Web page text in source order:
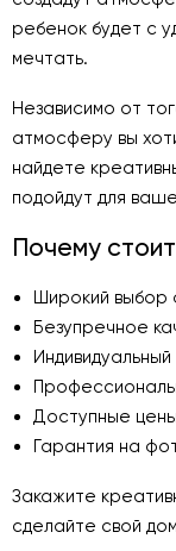
ребенок будет с
мечтать.
Независимо от
атмосферу вы
найдете
подойдут для
Почему
Широкий выбор
Безупречное
Доступные
Гарантия на
Закажите
сделайте свой